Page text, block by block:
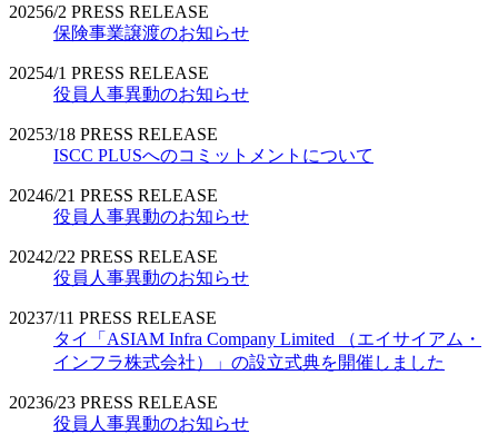
20256/2 PRESS RELEASE
保険事業譲渡のお知らせ
20254/1 PRESS RELEASE
役員人事異動のお知らせ
20253/18 PRESS RELEASE
ISCC PLUSへのコミットメントについて
20246/21 PRESS RELEASE
役員人事異動のお知らせ
20242/22 PRESS RELEASE
役員人事異動のお知らせ
20237/11 PRESS RELEASE
タイ「ASIAM Infra Company Limited （エイサイアム・
インフラ株式会社）」の設立式典を開催しました
20236/23 PRESS RELEASE
役員人事異動のお知らせ